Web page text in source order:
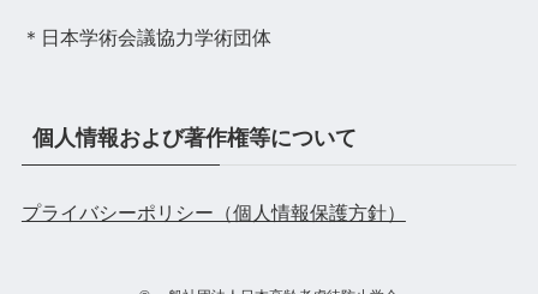
＊日本学術会議協力学術団体
個人情報および著作権等について
プライバシーポリシー（個人情報保護方針）